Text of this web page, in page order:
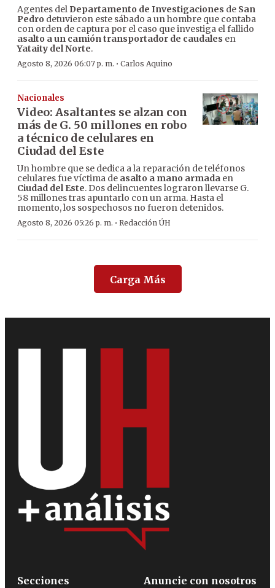
Agentes del Departamento de Investigaciones de San
Pedro detuvieron este sábado a un hombre que contaba
con orden de captura por el caso que investiga el fallido
asalto a un camión transportador de caudales en
Yataity del Norte.
Agosto 8, 2026 06:07 p. m. · Carlos Aquino
Nacionales
Video: Asaltantes se alzan con
más de G. 50 millones en robo
a técnico de celulares en
Ciudad del Este
Un hombre que se dedica a la reparación de teléfonos
celulares fue víctima de asalto a mano armada en
Ciudad del Este. Dos delincuentes lograron llevarse G.
58 millones tras apuntarlo con un arma. Hasta el
momento, los sospechosos no fueron detenidos.
Agosto 8, 2026 05:26 p. m. · Redacción ÚH
Carga Más
Secciones
Anuncie con nosotros